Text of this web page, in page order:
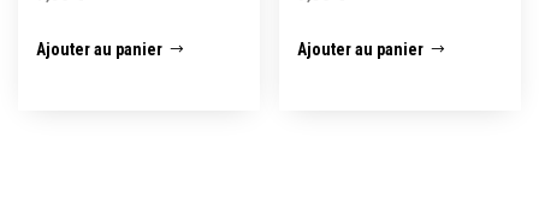
Ajouter au panier Ajouter au panier